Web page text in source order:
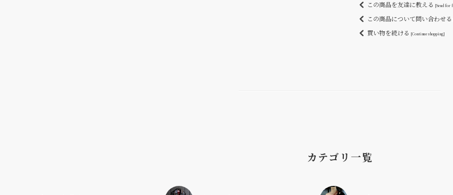
この商品を友達に教える [Send for
この商品について問い合わせる
買い物を続ける [Continue shopping]
カテゴリ一覧